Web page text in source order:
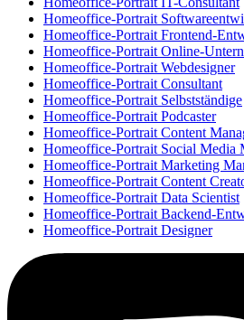
Homeoffice-Portrait
Homeoffice-Portrait Frontend-
Homeoffice-Portrait Online-
Homeoffice-Portrait Webdesigner
Homeoffice-Portrait Consultant
Homeoffice-Portrait Selbstständige
Homeoffice-Portrait Podcaster
Homeoffice-Portrait Content
Homeoffice-Portrait Social Media
Homeoffice-Portrait Marketing
Homeoffice-Portrait Content
Homeoffice-Portrait Data Scientist
Homeoffice-Portrait Backend-
Homeoffice-Portrait Designer